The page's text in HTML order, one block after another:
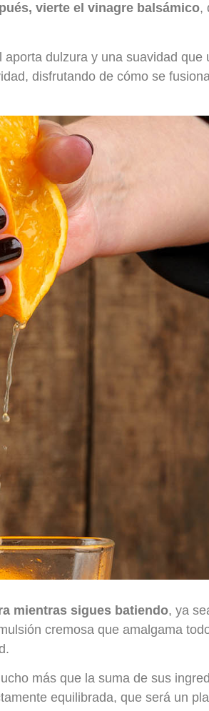
vierte el vinagre balsámico,
aporta dulzura y una suavidad que
disfrutando de cómo se
mientras sigues batiendo, ya
cremosa que amalgama
más que la suma de sus
equilibrada, que será un